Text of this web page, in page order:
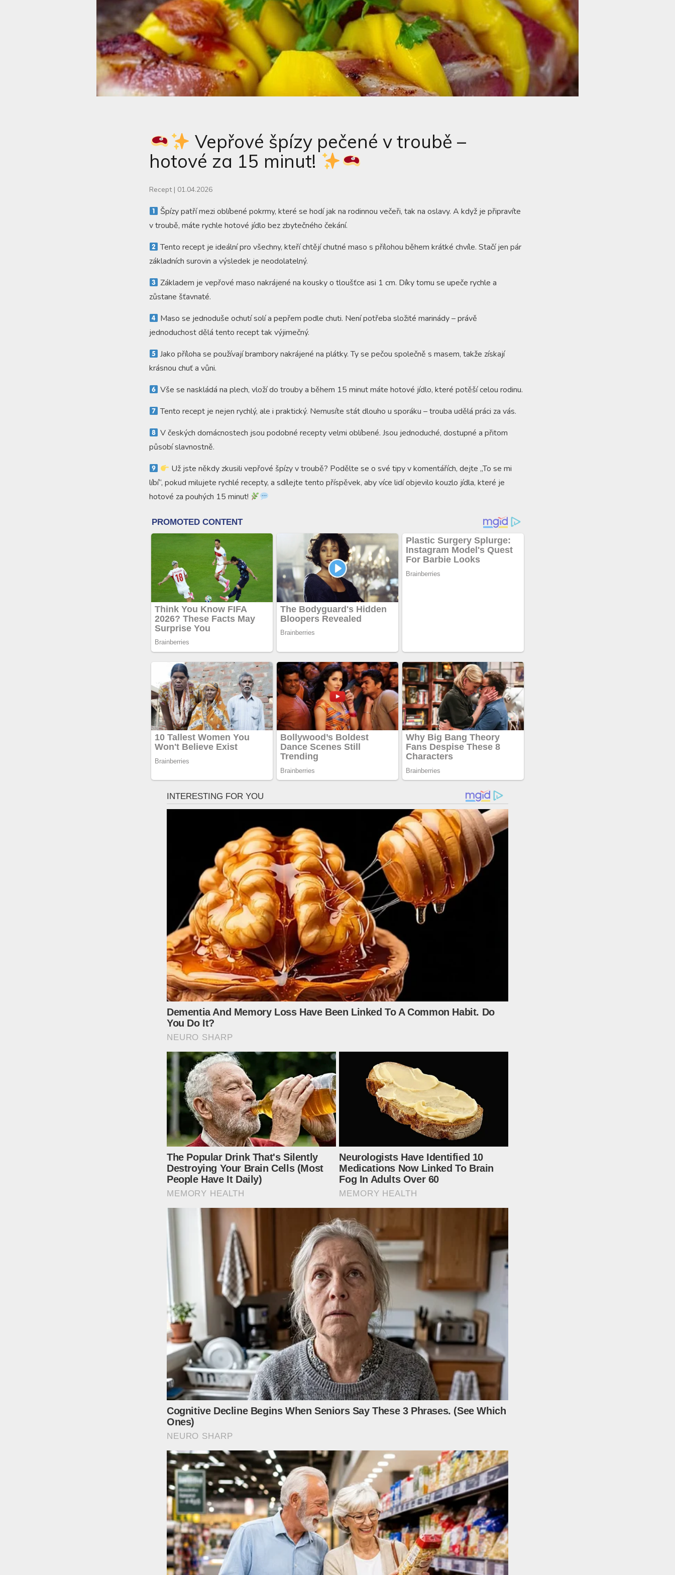
Vepřové špízy pečené v troubě –
hotové za 15 minut!
Recept | 01.04.2026
Špízy patří mezi oblíbené pokrmy, které se hodí jak na rodinnou večeři, tak na oslavy. A když je připravíte
v troubě, máte rychle hotové jídlo bez zbytečného čekání.
Tento recept je ideální pro všechny, kteří chtějí chutné maso s přílohou během krátké chvíle. Stačí jen pár
základních surovin a výsledek je neodolatelný.
Základem je vepřové maso nakrájené na kousky o tloušťce asi 1 cm. Díky tomu se upeče rychle a
zůstane šťavnaté.
Maso se jednoduše ochutí solí a pepřem podle chuti. Není potřeba složité marinády – právě
jednoduchost dělá tento recept tak výjimečný.
Jako příloha se používají brambory nakrájené na plátky. Ty se pečou společně s masem, takže získají
krásnou chuť a vůni.
Vše se naskládá na plech, vloží do trouby a během 15 minut máte hotové jídlo, které potěší celou rodinu.
Tento recept je nejen rychlý, ale i praktický. Nemusíte stát dlouho u sporáku – trouba udělá práci za vás.
V českých domácnostech jsou podobné recepty velmi oblíbené. Jsou jednoduché, dostupné a přitom
působí slavnostně.
Už jste někdy zkusili vepřové špízy v troubě? Podělte se o své tipy v komentářích, dejte „To se mi
líbí“, pokud milujete rychlé recepty, a sdílejte tento příspěvek, aby více lidí objevilo kouzlo jídla, které je
hotové za pouhých 15 minut!